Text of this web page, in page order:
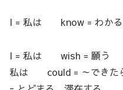
I = 私は know = わかる
I = 私は wish = 願う
私は could = ～できた